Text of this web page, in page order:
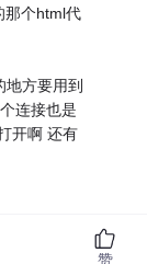
那个html代
方要用到
连接也是
开啊 还有
赞